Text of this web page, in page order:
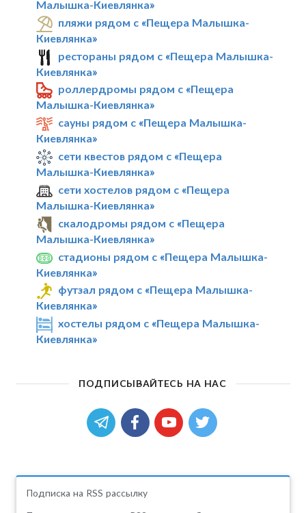
Малышка-Киевлянка»
пляжи рядом с «Пещера Малышка-
Киевлянка»
рестораны рядом с «Пещера Малышка-
Киевлянка»
роллердромы рядом с «Пещера
Малышка-Киевлянка»
сауны рядом с «Пещера Малышка-
Киевлянка»
сети квестов рядом с «Пещера
Малышка-Киевлянка»
сети хостелов рядом с «Пещера
Малышка-Киевлянка»
скалодромы рядом с «Пещера
Малышка-Киевлянка»
стадионы рядом с «Пещера Малышка-
Киевлянка»
футзал рядом с «Пещера Малышка-
Киевлянка»
хостелы рядом с «Пещера Малышка-
Киевлянка»
ПОДПИСЫВАЙТЕСЬ НА НАС
Подписка на RSS рассылку